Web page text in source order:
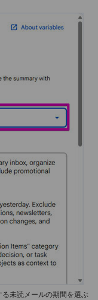
未読メールの期間を選ぶ